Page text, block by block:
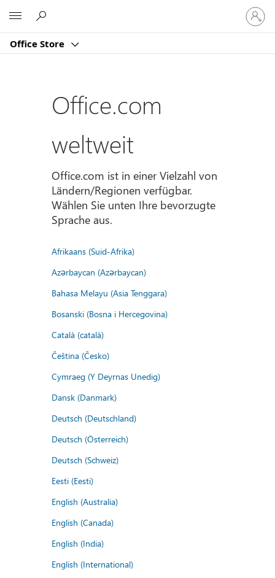
Office Store
Bei
Ihrem
Konto
Office.com
weltweit
Office.com ist in einer Vielzahl von
Ländern/Regionen verfügbar.
Wählen Sie unten Ihre bevorzugte
Sprache aus.
Afrikaans (Suid-Afrika)
Azərbaycan (Azərbaycan)
Bahasa Melayu (Asia Tenggara)
Bosanski (Bosna i Hercegovina)
Català (català)
Čeština (Česko)
Cymraeg (Y Deyrnas Unedig)
Dansk (Danmark)
Deutsch (Deutschland)
Deutsch (Österreich)
Deutsch (Schweiz)
Eesti (Eesti)
English (Australia)
English (Canada)
English (India)
English (International)